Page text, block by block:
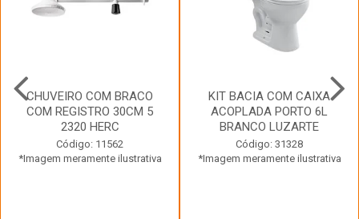
CHUVEIRO COM BRACO
COM REGISTRO 30CM 5
2320 HERC
Código: 11562
*Imagem meramente ilustrativa
KIT BACIA COM CAIXA
ACOPLADA PORTO 6L
BRANCO LUZARTE
Código: 31328
*Imagem meramente ilustrativa